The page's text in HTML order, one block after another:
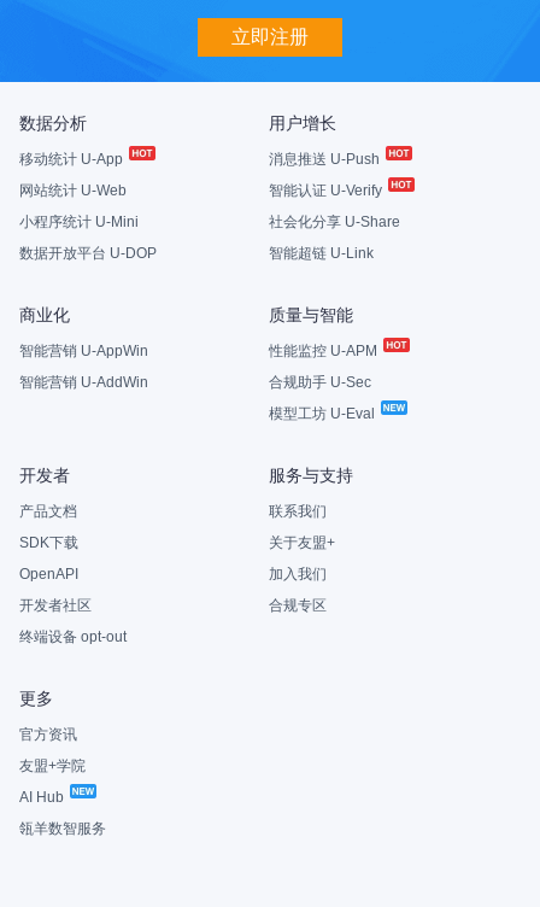
立即注册
数据分析
移动统计 U-App
网站统计 U-Web
小程序统计 U-Mini
数据开放平台 U-DOP
用户增长
消息推送 U-Push
智能认证 U-Verify
社会化分享 U-Share
智能超链 U-Link
商业化
智能营销 U-AppWin
智能营销 U-AddWin
质量与智能
性能监控 U-APM
合规助手 U-Sec
模型工坊 U-Eval
开发者
产品文档
SDK下载
OpenAPI
开发者社区
终端设备 opt-out
服务与支持
联系我们
关于友盟+
加入我们
合规专区
更多
官方资讯
友盟+学院
AI Hub
瓴羊数智服务